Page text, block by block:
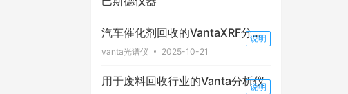
汽车催化剂回收的VantaXRF分析
仪
vanta光谱仪 2025-10-21
说明
用于废料回收行业的Vanta分析仪
说明